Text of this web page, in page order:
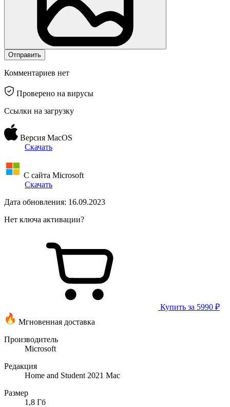
Отправить
Комментариев нет
Проверено на вирусы
Ссылки на загрузку
Версия MacOS
Скачать
С сайта Microsoft
Скачать
Дата обновления: 16.09.2023
Нет ключа активации?
Купить за 5990 ₽
Мгновенная доставка
Производитель
Microsoft
Редакция
Home and Student 2021 Mac
Размер
1,8 Гб